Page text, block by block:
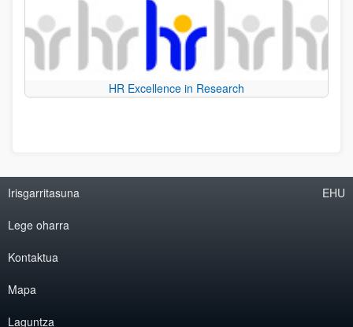
HR Excellence in Research
Irisgarritasuna
Lege oharra
Kontaktua
Mapa
Laguntza
EHU